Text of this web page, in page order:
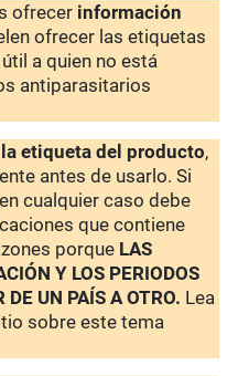
ofrecer información
ofrecer las etiquetas
a quien no está
antiparasitarios
etiqueta del producto,
antes de usarlo. Si
cualquier caso debe
que contiene
porque LAS
Y LOS PERIODOS
DE UN PAÍS A OTRO. Lea
sobre este tema